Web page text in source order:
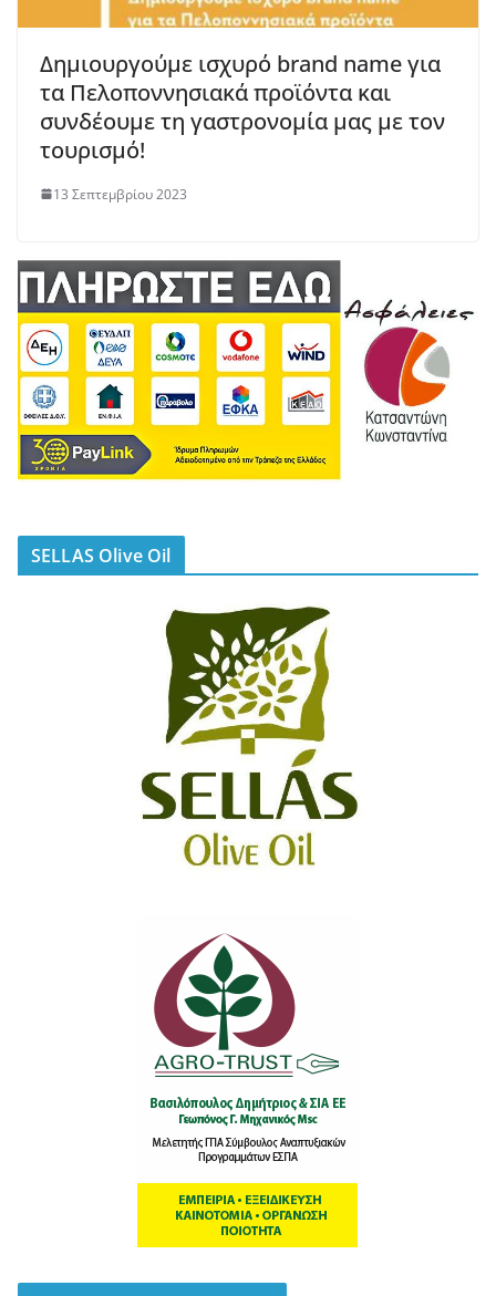
Δημιουργούμε ισχυρό brand name για
τα Πελοποννησιακά προϊόντα και
συνδέουμε τη γαστρονομία μας με τον
τουρισμό!
13 Σεπτεμβρίου 2023
SELLAS Olive Oil